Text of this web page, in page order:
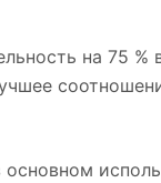
на 75